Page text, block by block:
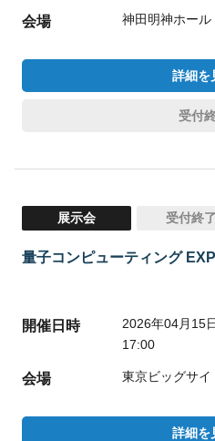
会場 神田明神ホール
詳細を
受付
展示会 受付終了
量子コンピューティング
開催日時
2026年04月15
17:00
会場 東京ビッグサイ
詳細を